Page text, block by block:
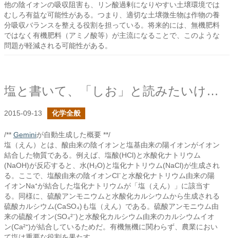
他の陰イオンの吸収阻害も、リン酸過剰になりやすい土壌環境では
むしろ有益な可能性がある。つまり、適切な土壌微生物は作物の養
分吸収バランスを整える役割を担っている。将来的には、無機肥料
ではなく有機肥料（アミノ酸等）が主流になることで、このような
問題が軽減される可能性がある。
塩と書いて、「しお」と読みたいけどここでは「えん」で
2015-09-13 化学全般
/** Geminiが自動生成した概要 **/
塩（えん）とは、酸由来の陰イオンと塩基由来の陽イオンがイオン
結合した物質である。例えば、塩酸(HCl)と水酸化ナトリウム
(NaOH)が反応すると、水(H₂O)と塩化ナトリウム(NaCl)が生成され
る。ここで、塩酸由来の陰イオンCl⁻と水酸化ナトリウム由来の陽
イオンNa⁺が結合した塩化ナトリウムが「塩（えん）」に該当す
る。同様に、硫酸アンモニウムと水酸化カルシウムから生成される
硫酸カルシウム(CaSO₄)も塩（えん）である。硫酸アンモニウム由
来の硫酸イオン(SO₄²⁻)と水酸化カルシウム由来のカルシウムイオ
ン(Ca²⁺)が結合しているためだ。有機無機に関わらず、農業におい